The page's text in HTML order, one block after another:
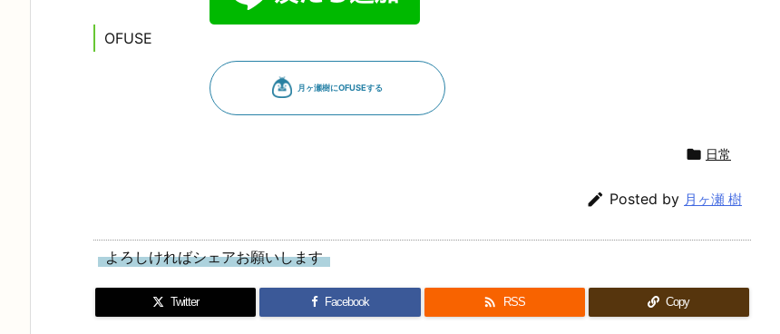
OFUSE
 日常
 Posted by 月ヶ瀬 樹
よろしければシェアお願いします
Twitter Facebook  RSS Copy